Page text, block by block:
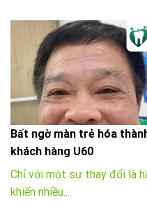
Bất ngờ màn trẻ hóa
khách hàng U60
Chỉ với một sự thay đổi là
khiến nhiều...